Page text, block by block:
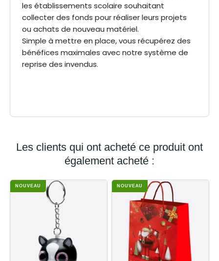
les établissements scolaire souhaitant
collecter des fonds pour réaliser leurs projets
ou achats de nouveau matériel.
Simple à mettre en place, vous récupérez des
bénéfices maximales avec notre système de
reprise des invendus.
Les clients qui ont acheté ce produit ont
également acheté :
NOUVEAU NOUVEAU